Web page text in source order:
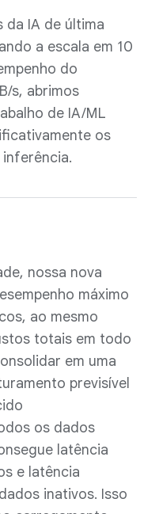
da IA de última
a escala em 10
do
s, abrimos
de IA/ML
os
nossa nova
máximo
ao mesmo
totais em todo
em uma
previsível
os dados
latência
e latência
inativos. Isso